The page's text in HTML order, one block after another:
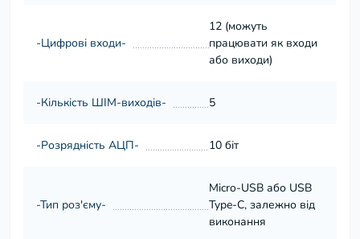
-Цифрові входи-
12 (можуть
працювати як входи
або виходи)
-Кількість ШІМ-виходів- 5
-Розрядність АЦП- 10 біт
-Тип роз'єму-
Micro-USB або USB
Type-C, залежно від
виконання